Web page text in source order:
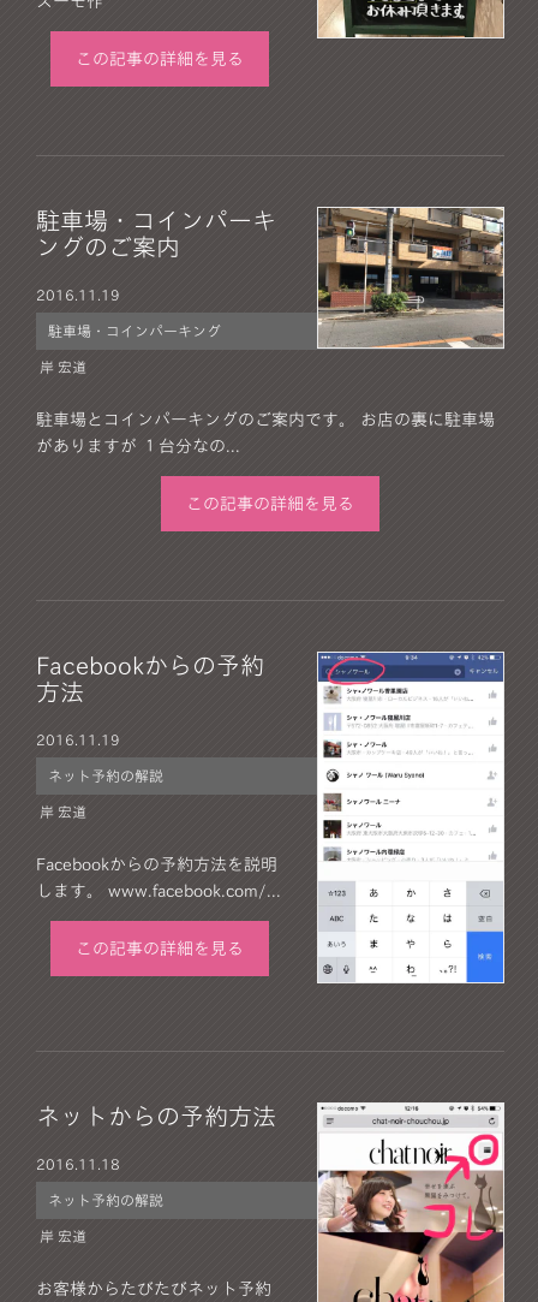
この記事の詳細を見る
駐車場・コインパーキ
ングのご案内
2016. 11.19
駐車場・コインパーキング
岸 宏道
駐車場とコインパーキングのご案内です。 お店の裏に駐車場
がありますが １台分なの...
この記事の詳細を見る
Facebookからの予約
方法
2016. 11.19
ネット予約の解説
岸 宏道
Facebookからの予約方法を説明
します。 www.facebook.com/...
この記事の詳細を見る
ネットからの予約方法
2016. 11.18
ネット予約の解説
岸 宏道
お客様からたびたびネット予約